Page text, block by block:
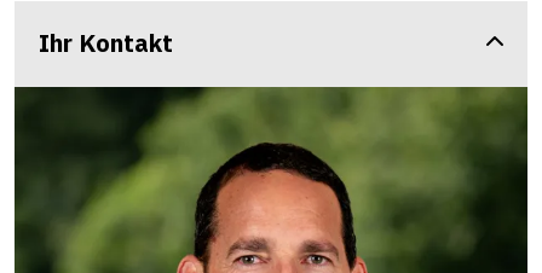
Ihr Kontakt